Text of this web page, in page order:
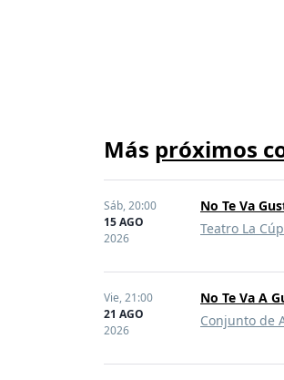
Más próximos
Sáb,20:00
15 AGO
2026
No Te Va
Teatro La
Vie,21:00
21 AGO
2026
No Te Va A
Conjunto de